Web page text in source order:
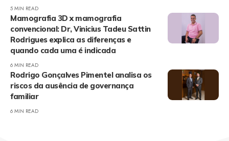
5 MIN READ
Mamografia 3D x mamografia
convencional: Dr, Vinicius Tadeu Sattin
Rodrigues explica as diferenças e
quando cada uma é indicada
6 MIN READ
Rodrigo Gonçalves Pimentel analisa os
riscos da ausência de governança
familiar
6 MIN READ